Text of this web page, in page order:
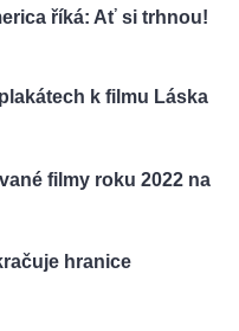
říká: Ať si trhnou!
k filmu Láska
filmy roku 2022 na
hranice